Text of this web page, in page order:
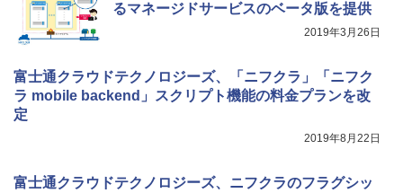
るマネージドサービスのベータ版を提供
2019年3月26日
富士通クラウドテクノロジーズ、「ニフクラ」「ニフク
ラ mobile backend」スクリプト機能の料金プランを改
定
2019年8月22日
富士通クラウドテクノロジーズ、ニフクラのフラグシッ